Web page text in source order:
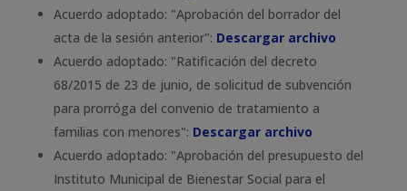
Acuerdo adoptado: "Aprobación del borrador del
acta de la sesión anterior": Descargar archivo
Acuerdo adoptado: "Ratificación del decreto
68/2015 de 23 de junio, de solicitud de subvención
para prorróga del convenio de tratamiento a
familias con menores": Descargar archivo
Acuerdo adoptado: "Aprobación del presupuesto del
Instituto Municipal de Bienestar Social para el